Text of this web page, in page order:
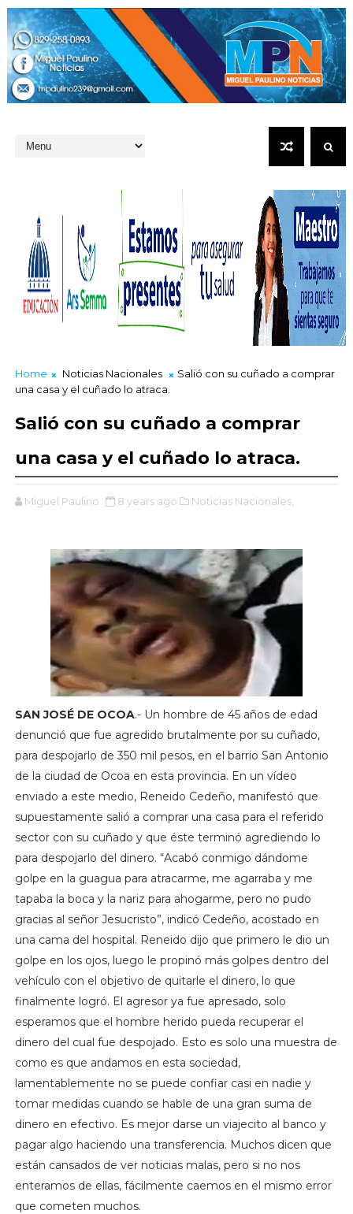
Home Noticias Nacionales
Salió con su cuñado a comprar
una casa y el cuñado lo atraca.
Salió con su cuñado a comprar
una casa y el cuñado lo atraca.
Miguel Paulino 8 years ago Noticias Nacionales,
SAN JOSÉ DE OCOA.- Un hombre de 45 años de edad
denunció que fue agredido brutalmente por su cuñado,
para despojarlo de 350 mil pesos, en el barrio San Antonio
de la ciudad de Ocoa en esta provincia. En un vídeo
enviado a este medio, Reneido Cedeño, manifestó que
supuestamente salió a comprar una casa para el referido
sector con su cuñado y que éste terminó agrediendo lo
para despojarlo del dinero. “Acabó conmigo dándome
golpe en la guagua para atracarme, me agarraba y me
tapaba la boca y la nariz para ahogarme, pero no pudo
gracias al señor Jesucristo”, indicó Cedeño, acostado en
una cama del hospital. Reneido dijo que primero le dio un
golpe en los ojos, luego le propinó más golpes dentro del
vehículo con el objetivo de quitarle el dinero, lo que
finalmente logró. El agresor ya fue apresado, solo
esperamos que el hombre herido pueda recuperar el
dinero del cual fue despojado. Esto es solo una muestra de
como es que andamos en esta sociedad,
lamentablemente no se puede confiar casi en nadie y
tomar medidas cuando se hable de una gran suma de
dinero en efectivo. Es mejor darse un viajecito al banco y
pagar algo haciendo una transferencia. Muchos dicen que
están cansados de ver noticias malas, pero si no nos
enteramos de ellas, fácilmente caemos en el mismo error
que cometen muchos.